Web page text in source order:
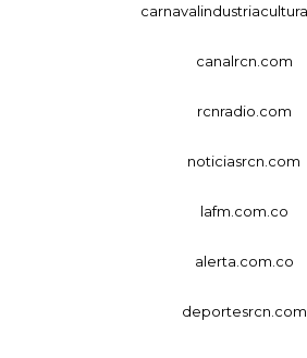
canalrcn.com
rcnradio.com
noticiasrcn.com
lafm.com.co
alerta.com.co
deportesrcn.com